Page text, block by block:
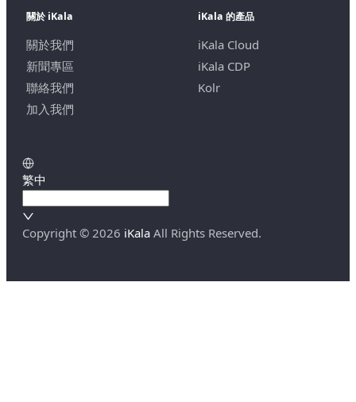
關於 iKala
關於我們
新聞專區
聯絡我們
加入我們
iKala 的產品
iKala Cloud
iKala CDP
Kolr
繁中
Copyright © 2026 iKala All Rights Reserved.